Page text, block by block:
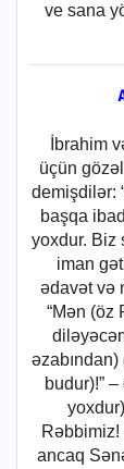
ve sana
İbrahim
üçün
demişdilər:
başqa
yoxdur. Biz
iman
ədavət və
“Mən (öz
əzabından)
budur)!”
ancaq